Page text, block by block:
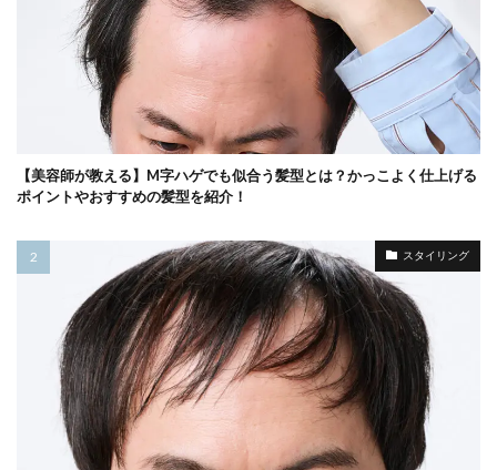
【美容師が教える】M字ハゲでも似合う髪型とは？かっこよく仕上げる
ポイントやおすすめの髪型を紹介！
スタイリング